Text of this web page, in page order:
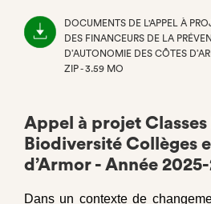
DOCUMENTS DE L'APPEL À
DES FINANCEURS DE LA
D’AUTONOMIE DES CÔTES
ZIP - 3.59 MO
Appel à projet Classes
Biodiversité Collèges
d’Armor - Année
Dans un contexte de